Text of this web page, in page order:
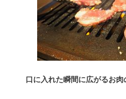
口に入れた瞬間に広がるお肉